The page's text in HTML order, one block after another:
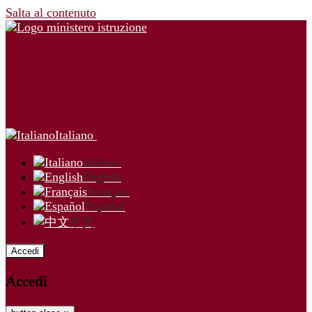
Salta al contenuto
Italiano
Italiano
English
Français
Español
中文
Accedi
Accedi